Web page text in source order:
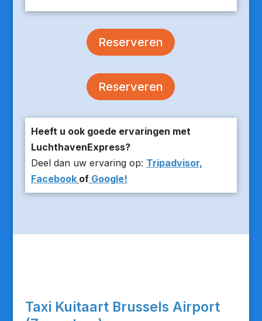
Reserveren
Reserveren
Heeft u ook goede ervaringen met
LuchthavenExpress?
Deel dan uw ervaring op: Tripadvisor,
Facebook ofGoogle!
Taxi Kuitaart Brussels Airport